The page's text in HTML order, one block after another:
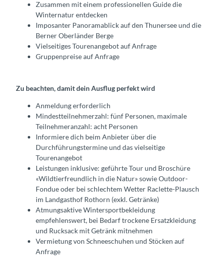
Zusammen mit einem professionellen Guide die
Winternatur entdecken
Imposanter Panoramablick auf den Thunersee und die
Berner Oberländer Berge
Vielseitiges Tourenangebot auf Anfrage
Gruppenpreise auf Anfrage
Zu beachten, damit dein Ausflug perfekt wird
Anmeldung erforderlich
Mindestteilnehmerzahl: fünf Personen, maximale
Teilnehmeranzahl: acht Personen
Informiere dich beim Anbieter über die
Durchführungstermine und das vielseitige
Tourenangebot
Leistungen inklusive: geführte Tour und Broschüre
«Wildtierfreundlich in die Natur» sowie Outdoor-
Fondue oder bei schlechtem Wetter Raclette-Plausch
im Landgasthof Rothorn (exkl. Getränke)
Atmungsaktive Wintersportbekleidung
empfehlenswert, bei Bedarf trockene Ersatzkleidung
und Rucksack mit Getränk mitnehmen
Vermietung von Schneeschuhen und Stöcken auf
Anfrage